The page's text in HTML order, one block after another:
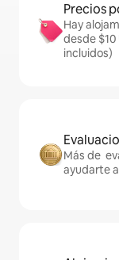
Precios
Hay
desde
incluidos)
Más de
ayudarte